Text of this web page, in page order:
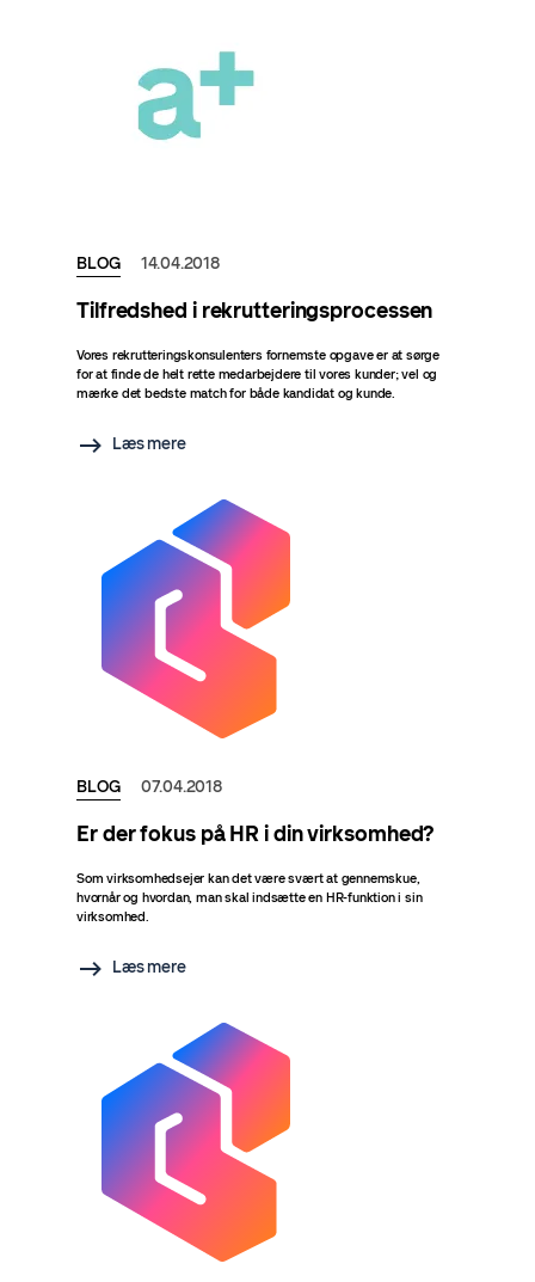
BLOG 14.04.2018
Tilfredshed i rekrutteringsprocessen
Vores rekrutteringskonsulenters fornemste opgave er at sørge
for at finde de helt rette medarbejdere til vores kunder; vel og
mærke det bedste match for både kandidat og kunde.
Læs mere
BLOG 07.04.2018
Er der fokus på HR i din virksomhed?
Som virksomhedsejer kan det være svært at gennemskue,
hvornår og hvordan, man skal indsætte en HR-funktion i sin
virksomhed.
Læs mere